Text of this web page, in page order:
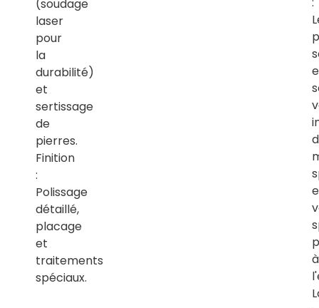
(soudage
laser
pour
la
durabilité)
et
sertissage
de
pierres.
Finition
:
Polissage
détaillé,
placage
et
traitements
spéciaux.
à